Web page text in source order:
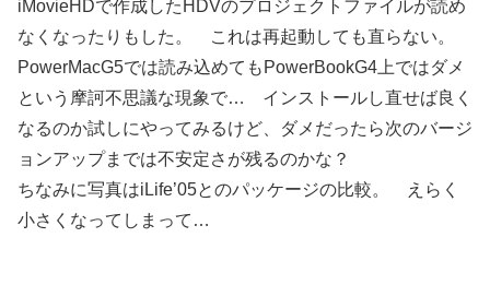
iMovieHDで作成したHDVのプロジェクトファイルが読め
なくなったりもした。 これは再起動しても直らない。
PowerMacG5では読み込めてもPowerBookG4上ではダメ
という摩訶不思議な現象で… インストールし直せば良く
なるのか試しにやってみるけど、ダメだったら次のバージ
ョンアップまでは不安定さが残るのかな？
ちなみに写真はiLife’05とのパッケージの比較。 えらく
小さくなってしまって…